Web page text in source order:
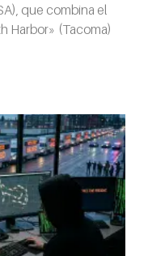
que combina el
Harbor» (Tacoma)